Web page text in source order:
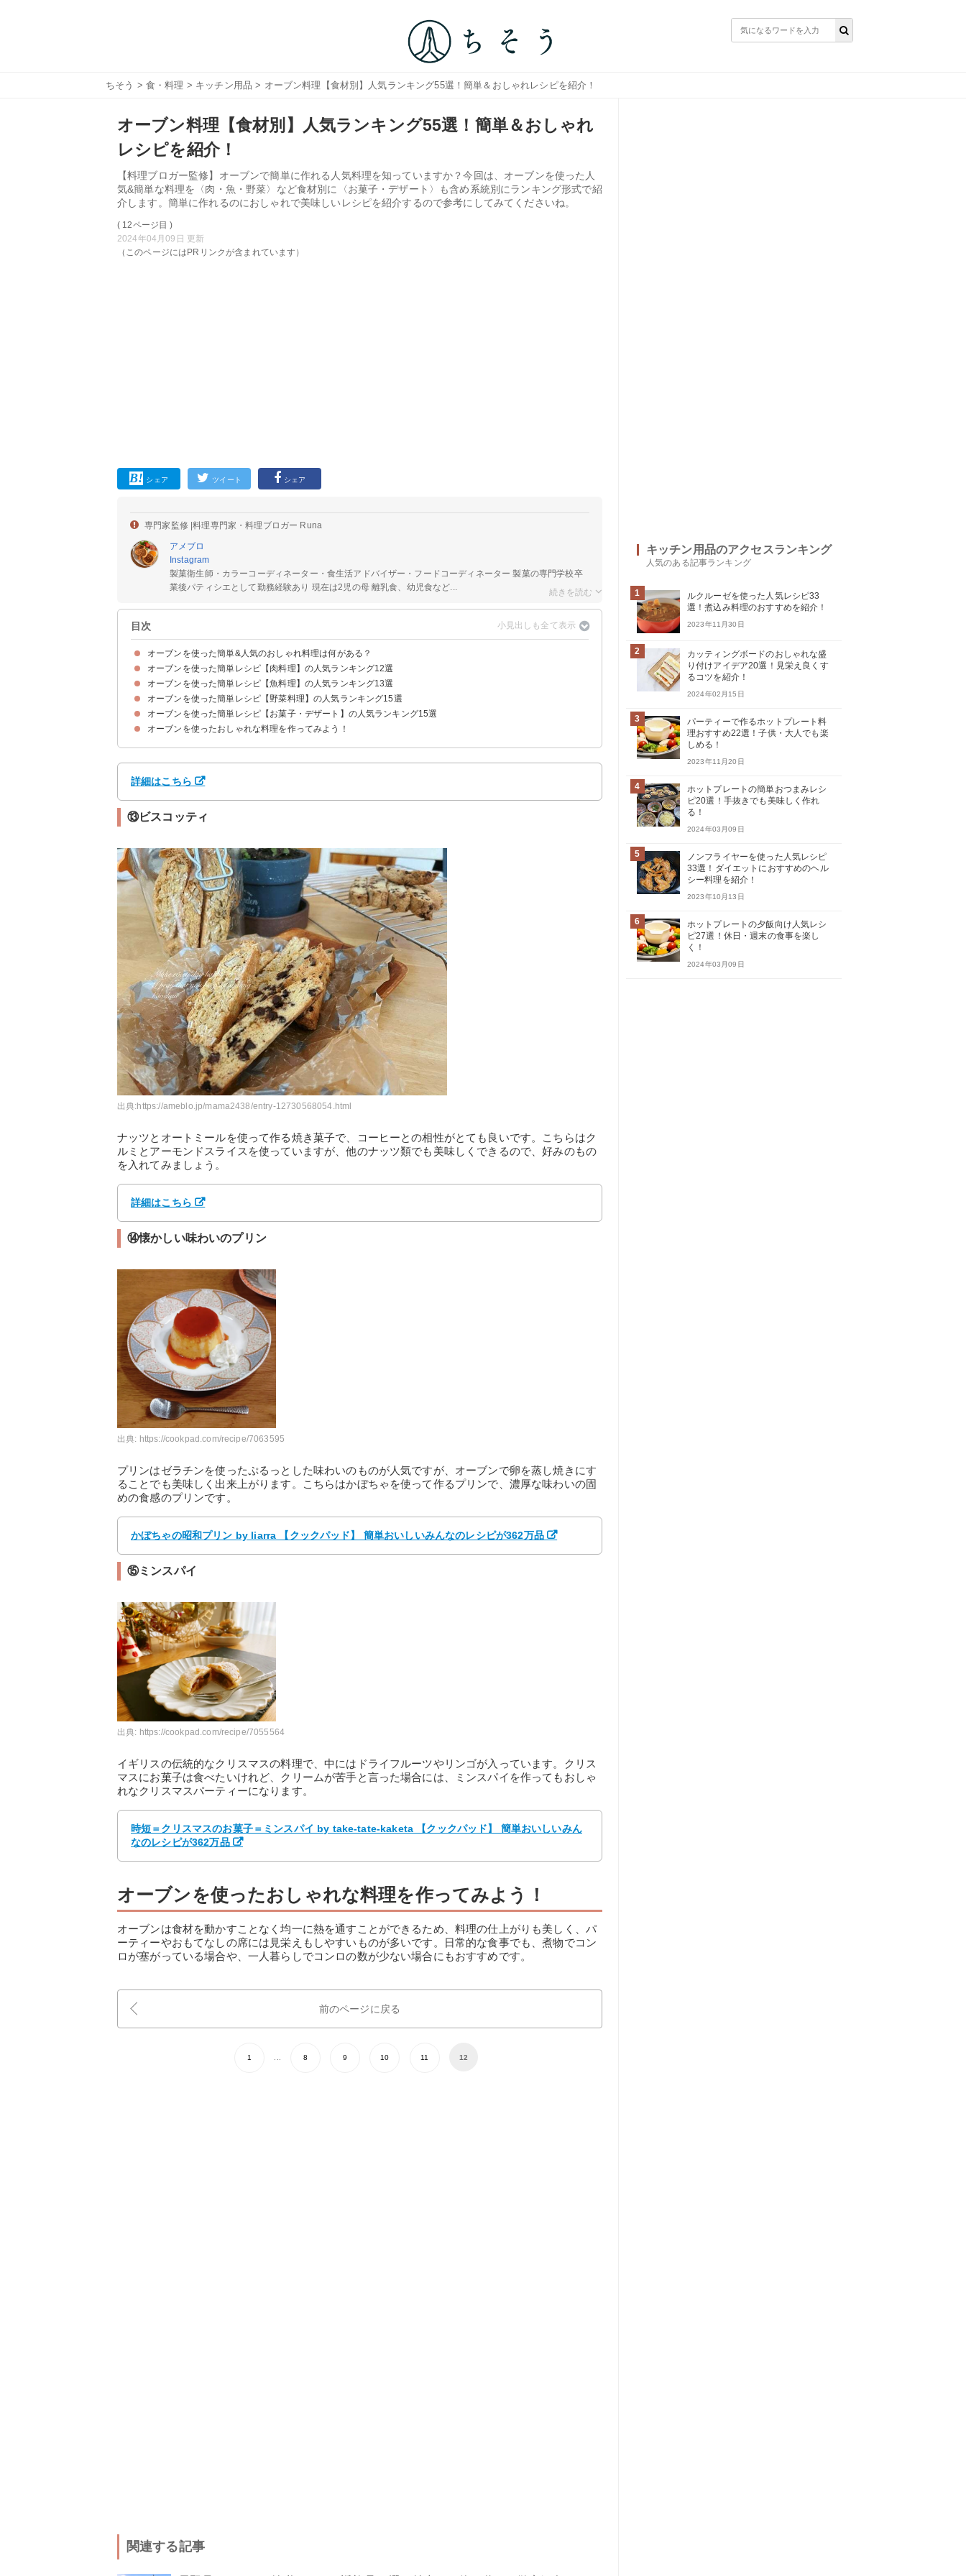
ちそう > 食・料理 > キッチン用品 > オーブン料理【食材別】人気ランキング55選！簡単＆おしゃれレシピを紹介！
オーブン料理【食材別】人気ランキング55選！簡単＆おしゃれ
レシピを紹介！
【料理ブロガー監修】オーブンで簡単に作れる人気料理を知っていますか？今回は、オーブンを使った人
気&簡単な料理を〈肉・魚・野菜〉など食材別に〈お菓子・デザート〉も含め系統別にランキング形式で紹
介します。簡単に作れるのにおしゃれで美味しいレシピを紹介するので参考にしてみてくださいね。
( 12ページ目 )
2024年04月09日 更新
（このページにはPRリンクが含まれています）
シェア ツイート シェア
専門家監修 |料理専門家・料理ブロガー Runa
アメブロ
Instagram
製菓衛生師・カラーコーディネーター・食生活アドバイザー・フードコーディネーター 製菓の専門学校卒
業後パティシエとして勤務経験あり 現在は2児の母 離乳食、幼児食など...
目次
オーブンを使った簡単&人気のおしゃれ料理は何がある？
オーブンを使った簡単レシピ【肉料理】の人気ランキング12選
①ローストチキン
②牛ひき肉のハンバーグ
③キッビ
④おもてなしにも最適なラザニア
⑤鶏肉のハーブ焼き
➅おつまみにもなるれんこんの豚こまチーズ焼き
⑦鶏肉の香草パン粉焼き
⑧フランス風のマッシュポテトとひき肉のグラタン
⑨クリスマスパーティーにおすすめのローストビーフ
⑩おしゃれな大皿料理に！豚バラ肉と野菜のチーズオーブン焼き
⑪海外風のミートパイ
⑫時短で揚げないメンチカツ
オーブンを使った簡単レシピ【魚料理】の人気ランキング13選
①じゃがいもと白身魚のヘルシーなオーブン焼き
②豆乳シーフードグラタン
③お祝いにおすすめのタイの塩釜焼
④タラのトマト煮込み
⑤イワシのコンフィ
⑥タラとブロッコリーのグラタン
⑦ワタリガニのパエリア
⑧タラのピザ風グリル焼き
⑨サバの味噌煮缶のオーブン焼き
⑩カツオとブロッコリーのオーブン焼き
⑪和食にもおすすめのサゴシの菜の花焼き
⑫サゴシのかぶら蒸し
⑬サンマのフライ
オーブンを使った簡単レシピ【野菜料理】の人気ランキング15選
①ハーブが香る野菜たっぷりのチキンのぎゅうぎゅう焼き
②豚肉とれんこんのハッセルバック風
③野菜のグリル
④野菜とチキンのオーブン焼き
⑤ギリシャ風のオーブンチーズ焼き
⑥野菜とアーモンドスパイシーピザ
⑦野菜のケークサレ
⑧肉と野菜の重ねオーブン焼き
⑨ヘルシーポテトグラタン
⑩焼き野菜のイタリアンマリネ
⑪ハロウィンパーティー向きのゴロゴロ野菜のパイ
⑫野菜と卵のカレーグラタン
⑬鮭と夏野菜のオーブン焼き
⑭ヘルシーなポテトフライ風
⑮野菜たっぷりコテージパイ
オーブンを使った簡単レシピ【お菓子・デザート】の人気ランキング15選
①バターパウンドケーキ
②紅茶のシフォンケーキ
③アメリカンレモンケーキ
④ニューヨークチーズケーキ
⑤バレンタインにおすすめのブラウニー
⑥ガトーショコラ
⑦台湾カステラ
⑧マドレーヌ
⑨チョコレートマフィン
⑩豆腐で作る焼きドーナッツ
⑪スコーン
⑫アイスボックスクッキー
⑬ビスコッティ
⑭懐かしい味わいのプリン
⑮ミンスパイ
オーブンを使ったおしゃれな料理を作ってみよう！
詳細はこちら
⑬ビスコッティ
出典:https://ameblo.jp/mama2438/entry-12730568054.html
ナッツとオートミールを使って作る焼き菓子で、コーヒーとの相性がとても良いです。こちらはク
ルミとアーモンドスライスを使っていますが、他のナッツ類でも美味しくできるので、好みのもの
を入れてみましょう。
詳細はこちら
⑭懐かしい味わいのプリン
出典: https://cookpad.com/recipe/7063595
プリンはゼラチンを使ったぷるっとした味わいのものが人気ですが、オーブンで卵を蒸し焼きにす
ることでも美味しく出来上がります。こちらはかぼちゃを使って作るプリンで、濃厚な味わいの固
めの食感のプリンです。
かぼちゃの昭和プリン by liarra 【クックパッド】 簡単おいしいみんなのレシピが362万品
⑮ミンスパイ
出典: https://cookpad.com/recipe/7055564
イギリスの伝統的なクリスマスの料理で、中にはドライフルーツやリンゴが入っています。クリス
マスにお菓子は食べたいけれど、クリームが苦手と言った場合には、ミンスパイを作ってもおしゃ
れなクリスマスパーティーになります。
時短＝クリスマスのお菓子＝ミンスパイ by take-tate-kaketa 【クックパッド】 簡単おいしいみん
なのレシピが362万品
オーブンを使ったおしゃれな料理を作ってみよう！
オーブンは食材を動かすことなく均一に熱を通すことができるため、料理の仕上がりも美しく、パ
ーティーやおもてなしの席には見栄えもしやすいものが多いです。日常的な食事でも、煮物でコン
ロが塞がっている場合や、一人暮らしでコンロの数が少ない場合にもおすすめです。
前のページに戻る
1 8 9 10 11 12
関連する記事
キッチン用品のアクセスランキング
人気のある記事ランキング
1
ルクルーゼを使った人気レシピ33
選！煮込み料理のおすすめを紹介！
2023年11月30日
2
カッティングボードのおしゃれな盛
り付けアイデア20選！見栄え良くす
るコツを紹介！
2024年02月15日
3
パーティーで作るホットプレート料
理おすすめ22選！子供・大人でも楽
しめる！
2023年11月20日
4
ホットプレートの簡単おつまみレシ
ピ20選！手抜きでも美味しく作れ
る！
2024年03月09日
5
ノンフライヤーを使った人気レシピ
33選！ダイエットにおすすめのヘル
シー料理を紹介！
2023年10月13日
6
ホットプレートの夕飯向け人気レシ
ピ27選！休日・週末の食事を楽し
く！
2024年03月09日